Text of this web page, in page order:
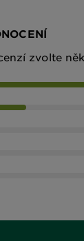
zvolte